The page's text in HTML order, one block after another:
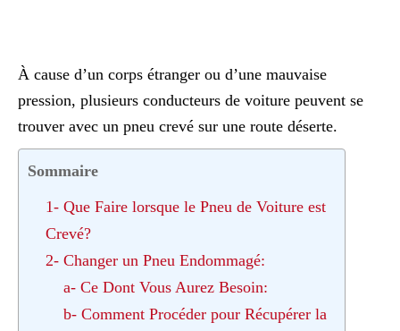
À cause d’un corps étranger ou d’une mauvaise
pression, plusieurs conducteurs de voiture peuvent se
trouver avec un pneu crevé sur une route déserte.
Sommaire
1- Que Faire lorsque le Pneu de Voiture est
Crevé?
2- Changer un Pneu Endommagé:
a- Ce Dont Vous Aurez Besoin:
b- Comment Procéder pour Récupérer la